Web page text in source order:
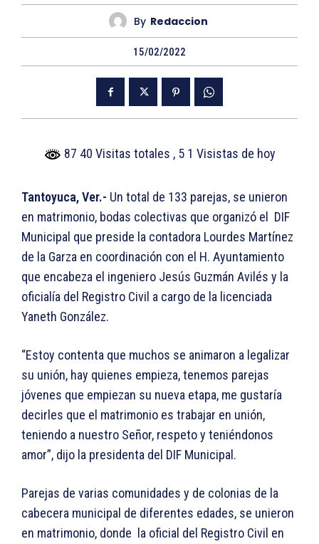
By Redaccion
15/02/2022
87 40 Visitas totales , 5 1 Visistas de hoy
Tantoyuca, Ver.- Un total de 133 parejas, se unieron
en matrimonio, bodas colectivas que organizó el DIF
Municipal que preside la contadora Lourdes Martínez
de la Garza en coordinación con el H. Ayuntamiento
que encabeza el ingeniero Jesús Guzmán Avilés y la
oficialía del Registro Civil a cargo de la licenciada
Yaneth González.
“Estoy contenta que muchos se animaron a legalizar
su unión, hay quienes empieza, tenemos parejas
jóvenes que empiezan su nueva etapa, me gustaría
decirles que el matrimonio es trabajar en unión,
teniendo a nuestro Señor, respeto y teniéndonos
amor”, dijo la presidenta del DIF Municipal.
Parejas de varias comunidades y de colonias de la
cabecera municipal de diferentes edades, se unieron
en matrimonio, donde la oficial del Registro Civil en